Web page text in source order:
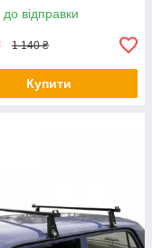
до відправки
1 140 ₴
Купити